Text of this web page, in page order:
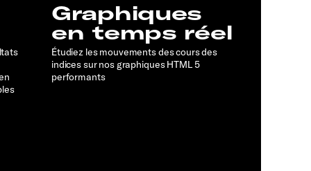
Graphiques
en temps réel
Étudiez les mouvements des cours des
indices sur nos graphiques HTML 5
performants